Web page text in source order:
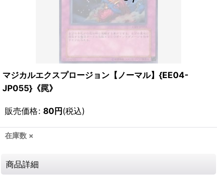
マジカルエクスプロージョン【ノーマル】{EE04-
JP055}《罠》
販売価格: 80円(税込)
在庫数 ×
商品詳細